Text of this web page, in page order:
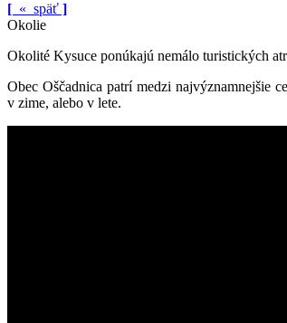
[ « späť ]
Okolie
Okolité Kysuce ponúkajú nemálo turistických
Obec Oščadnica patrí medzi
v zime, alebo v lete.